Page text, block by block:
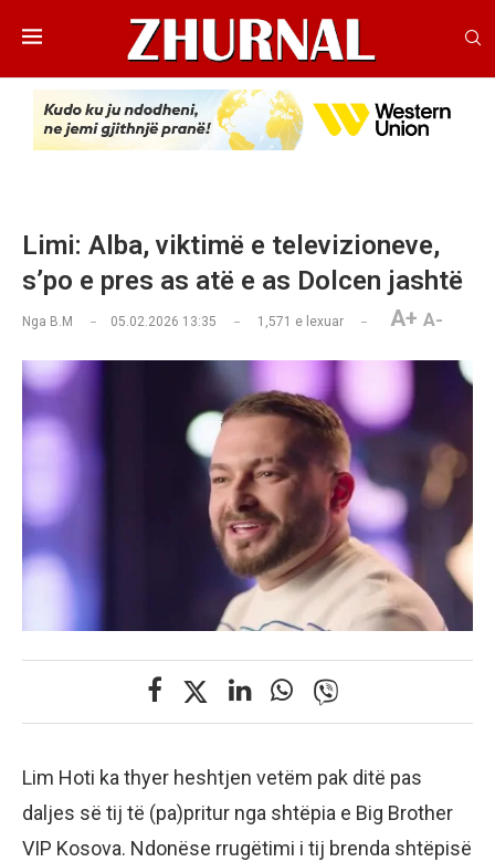
Limi: Alba, viktimë e televizioneve,
s’po e pres as atë e as Dolcen jashtë
Nga B.M 05.02.2026 13:35 1,571 e lexuar A+ A-
Lim Hoti ka thyer heshtjen vetëm pak ditë pas
daljes së tij të (pa)pritur nga shtëpia e Big Brother
VIP Kosova. Ndonëse rrugëtimi i tij brenda shtëpisë